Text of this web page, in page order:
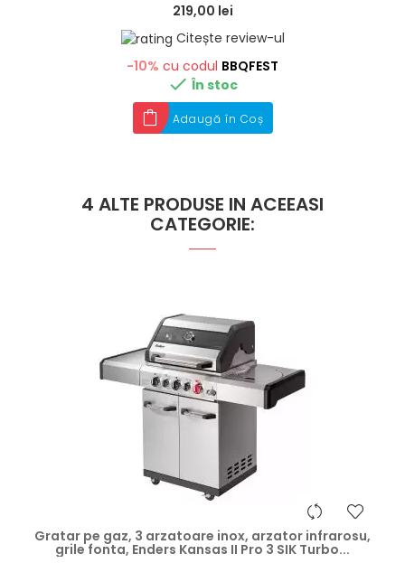
219,00 lei
Citește review-ul
-10% cu codul BBQFEST
 În stoc
Adaugă în Coș
4 ALTE PRODUSE IN ACEEASI
CATEGORIE:
Gratar pe gaz, 3 arzatoare inox, arzator infrarosu,
grile fonta, Enders Kansas II Pro 3 SIK Turbo...